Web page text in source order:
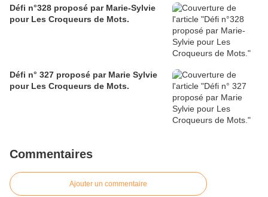
Défi n°328 proposé par Marie-Sylvie
pour Les Croqueurs de Mots.
Défi n° 327 proposé par Marie Sylvie
pour Les Croqueurs de Mots.
Commentaires
Ajouter un commentaire